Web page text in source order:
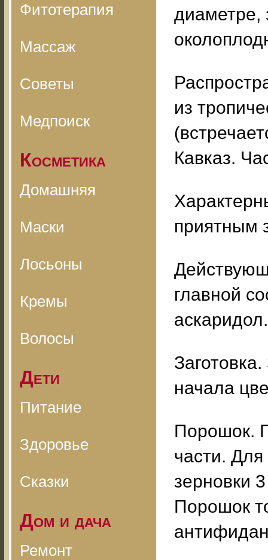
Фитотерапия
Массаж
Советы
Медпоиск
Косметика
Домашняя
Маски
Лосьоны
Кремы
Волосы
Дети
Питание
Здоровье
Сказки
Дом и дача
Ремонт
диаметре,
из
Кавказ.
приятным
главной
аскаридол.
начала
Порошок.
части.
зерновки
Порошок